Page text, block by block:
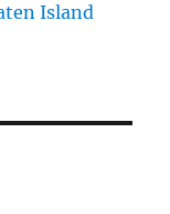
Island